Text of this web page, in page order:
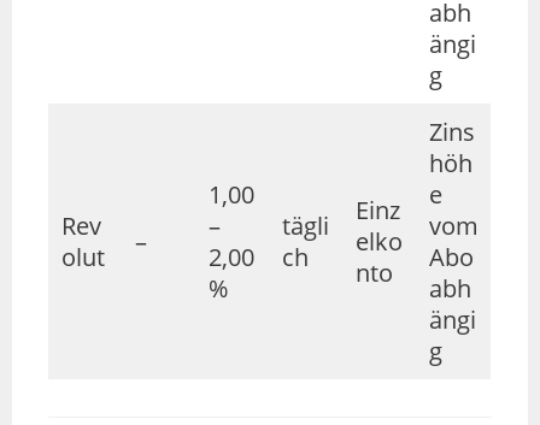
abh
ängi
g
Rev
olut
–
1,00
–
2,00
%
tägli
ch
Einz
elko
nto
Zins
höh
e
vom
Abo
abh
ängi
g